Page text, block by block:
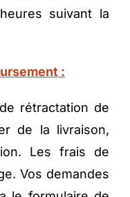
suivant la
:
rétractation de
de la livraison,
Les frais de
Vos demandes